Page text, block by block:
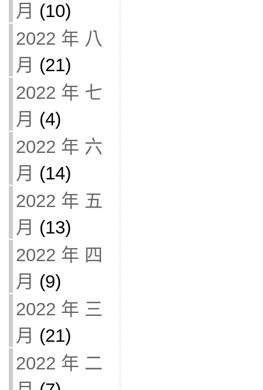
月 (10)
2022 年 八
月 (21)
2022 年 七
月 (4)
2022 年 六
月 (14)
2022 年 五
月 (13)
2022 年 四
月 (9)
2022 年 三
月 (21)
2022 年 二